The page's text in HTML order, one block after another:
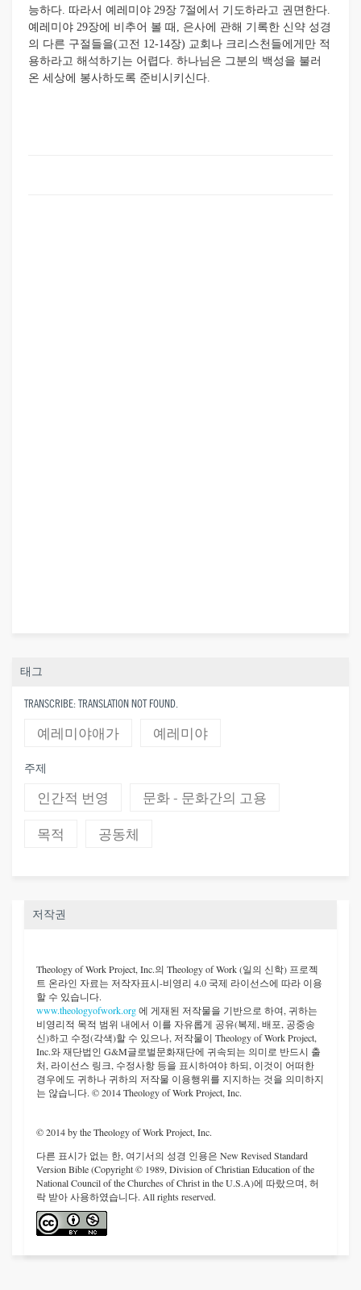
능하다. 따라서 예레미야 29장 7절에서 기도하라고 권면한다.
예레미야 29장에 비추어 볼 때, 은사에 관해 기록한 신약 성경
의 다른 구절들을(고전 12-14장) 교회나 크리스천들에게만 적
용하라고 해석하기는 어렵다. 하나님은 그분의 백성을 불러
온 세상에 봉사하도록 준비시키신다.
태그
TRANSCRIBE: TRANSLATION NOT FOUND.
예레미야애가 예레미야
주제
인간적 번영 문화 - 문화간의 고용
목적 공동체
저작권
Theology of Work Project, Inc.의 Theology of Work (일의 신학) 프로젝
트 온라인 자료는 저작자표시-비영리 4.0 국제 라이선스에 따라 이용
할 수 있습니다.
www.theologyofwork.org에 게재된 저작물을 기반으로 하여, 귀하는
비영리적 목적 범위 내에서 이를 자유롭게 공유(복제, 배포, 공중송
신)하고 수정(각색)할 수 있으나, 저작물이 Theology of Work Project,
Inc.와 재단법인 G&M글로벌문화재단에 귀속되는 의미로 반드시 출
처, 라이선스 링크, 수정사항 등을 표시하여야 하되, 이것이 어떠한
경우에도 귀하나 귀하의 저작물 이용행위를 지지하는 것을 의미하지
는 않습니다. © 2014 Theology of Work Project, Inc.
© 2014 by the Theology of Work Project, Inc.
다른 표시가 없는 한, 여기서의 성경 인용은 New Revised Standard
Version Bible (Copyright © 1989, Division of Christian Education of the
National Council of the Churches of Christ in the U.S.A)에 따랐으며, 허
락 받아 사용하였습니다. All rights reserved.